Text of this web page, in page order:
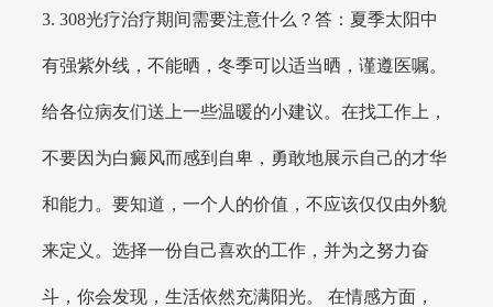
3. 308光疗治疗期间需要注意什么？答：夏季太阳中
有强紫外线，不能晒，冬季可以适当晒，谨遵医嘱。
给各位病友们送上一些温暖的小建议。在找工作上，
不要因为白癜风而感到自卑，勇敢地展示自己的才华
和能力。要知道，一个人的价值，不应该仅仅由外貌
来定义。选择一份自己喜欢的工作，并为之努力奋
斗，你会发现，生活依然充满阳光。 在情感方面，